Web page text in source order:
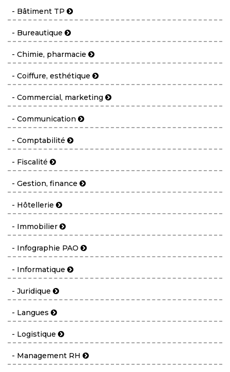
- Bâtiment TP
- Bureautique
- Chimie, pharmacie
- Coiffure, esthétique
- Commercial, marketing
- Communication
- Comptabilité
- Fiscalité
- Gestion, finance
- Hôtellerie
- Immobilier
- Infographie PAO
- Informatique
- Juridique
- Langues
- Logistique
- Management RH